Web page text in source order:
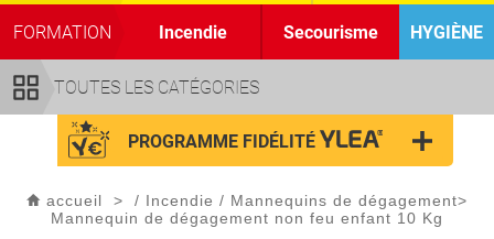
TOUTES LES CATÉGORIES
FORMATION Incendie Secourisme HYGIÈNE
PROGRAMME FIDÉLITÉ
accueil > / Incendie / Mannequins de dégagement>
Mannequin de dégagement non feu enfant 10 Kg